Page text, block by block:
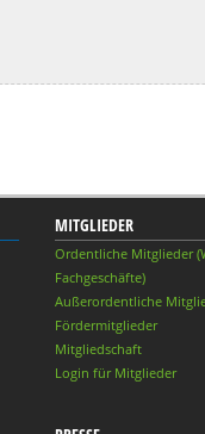
MITGLIEDER
Ordentliche Mitglieder
Fachgeschäfte)
Außerordentliche
Fördermitglieder
Mitgliedschaft
Login für Mitglieder